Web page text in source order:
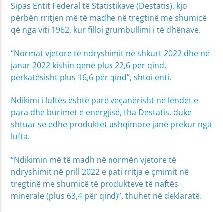
Sipas Entit Federal të Statistikave (Destatis), kjo
përbën rritjen më të madhe në tregtinë me shumicë
që nga viti 1962, kur filloi grumbullimi i të dhënave.
“Normat vjetore të ndryshimit në shkurt 2022 dhe në
janar 2022 kishin qenë plus 22,6 për qind,
përkatësisht plus 16,6 për qind”, shtoi enti.
Ndikimi i luftës është parë veçanërisht në lëndët e
para dhe burimet e energjisë, tha Destatis, duke
shtuar se edhe produktet ushqimore janë prekur nga
lufta.
“Ndikimin më të madh në normën vjetore të
ndryshimit në prill 2022 e pati rritja e çmimit në
tregtinë me shumicë të produkteve të naftës
minerale (plus 63,4 për qind)”, thuhet në deklaratë.